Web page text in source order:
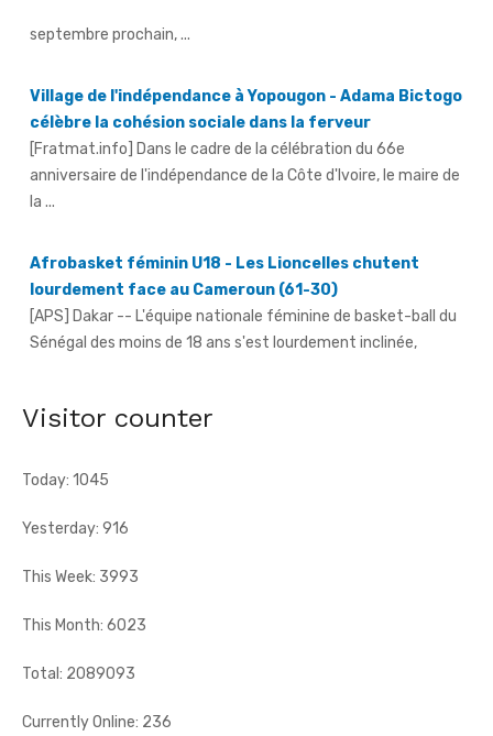
Village de l'indépendance à Yopougon - Adama Bictogo
[Fratmat.info] Dans le cadre de la célébration du 66e
anniversaire de l'indépendance de la Côte d'Ivoire, le maire de
la ...
Afrobasket féminin U18 - Les Lioncelles chutent
[APS] Dakar -- L'équipe nationale féminine de basket-ball du
Sénégal des moins de 18 ans s'est lourdement inclinée,
mercredi, face ...
Visitor counter
Today: 1045
Yesterday: 916
This Week: 3993
This Month: 6023
Total: 2089093
Currently Online: 236